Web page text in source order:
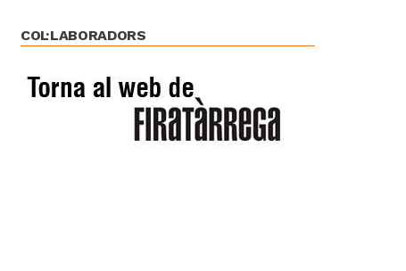
COL·LABORADORS